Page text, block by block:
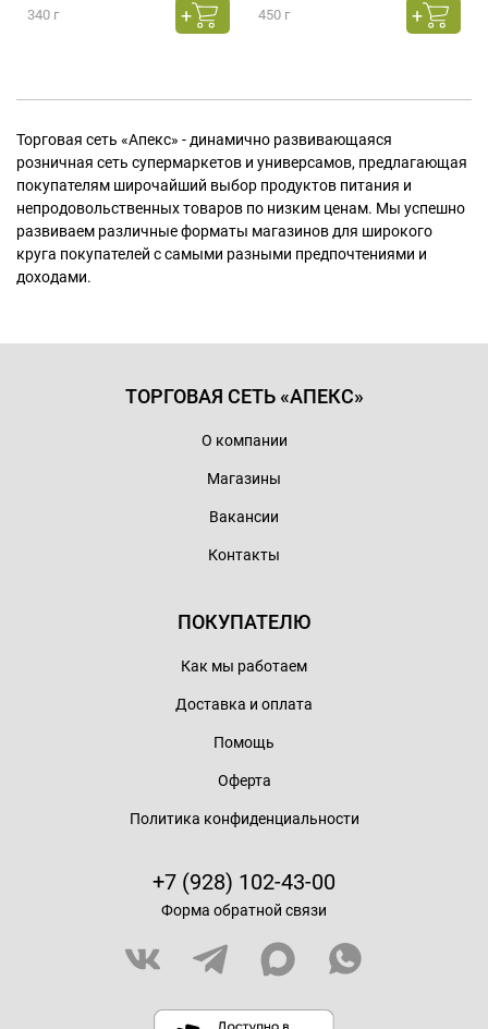
340 г 450 г
Торговая сеть «Апекс» - динамично развивающаяся
розничная сеть супермаркетов и универсамов, предлагающая
покупателям широчайший выбор продуктов питания и
непродовольственных товаров по низким ценам. Мы успешно
развиваем различные форматы магазинов для широкого
круга покупателей с самыми разными предпочтениями и
доходами.
ТОРГОВАЯ СЕТЬ «АПЕКС»
О компании
Магазины
Вакансии
Контакты
ПОКУПАТЕЛЮ
Как мы работаем
Доставка и оплата
Помощь
Оферта
Политика конфиденциальности
+7 (928) 102-43-00
Форма обратной связи